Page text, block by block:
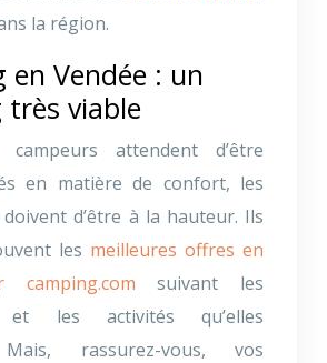
la région.
en Vendée : un
très viable
attendent d’être
en matière de confort, les
d’être à la hauteur. Ils
les meilleures offres en
camping.com suivant les
et les activités qu’elles
rassurez-vous, vos